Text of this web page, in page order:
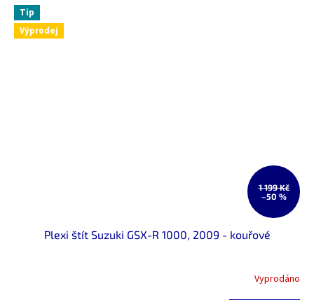
Tip
Výprodej
1 199 Kč
–50 %
Plexi štít Suzuki GSX-R 1000, 2009 - kouřové
Vyprodáno